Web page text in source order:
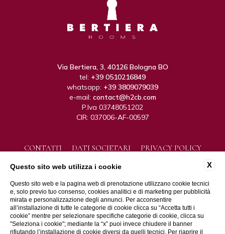
Via Bertiera, 3, 40126 Bologna BO
tel: +39 0510216849
whatsapp: +39 3809079039
e-mail: contact@h2cb.com
P.Iva 03748051202
CIR: 037006-AF-00597
CONTATTI DATI SOCIETARI
PRIVACY POLICY
WEBSITE BY BLASTNESS
X
Questo sito web utilizza i cookie
Questo sito web e la pagina web di prenotazione utilizzano cookie tecnici
e, solo previo tuo consenso, cookies analitici e di marketing per pubblicità
mirata e personalizzazione degli annunci. Per acconsentire
all’installazione di tutte le categorie di cookie clicca su “Accetta tutti i
cookie” mentre per selezionare specifiche categorie di cookie, clicca su
"Seleziona i cookie"; mediante la “x” puoi invece chiudere il banner
rifiutando l’installazione di cookie diversi da quelli tecnici. Per riaprire il